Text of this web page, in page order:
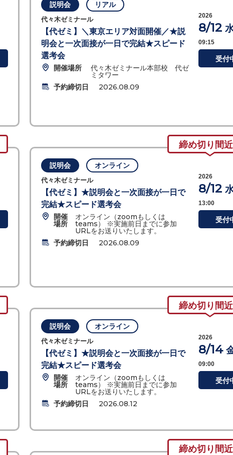
説明会 リアル
代々木ゼミナール
【代ゼミ】＼東京エリア対面開催／★説
明会と一次面接が一日で完結★スピード
選考会
開催場所 代々木ゼミナール本部校 代ゼ
ミタワー
予約締切日
2026.08.09
2026
8/12
09:15
受付
締め切り間近
説明会 オンライン
代々木ゼミナール
【代ゼミ】★説明会と一次面接が一日で
完結★スピード選考会
開催
場所
オンライン（zoomもしくは
teams） ※実施前日までに参加
URLをお送りいたします。
予約締切日
2026.08.09
2026
8/12
13:00
受付
締め切り間近
説明会 オンライン
代々木ゼミナール
【代ゼミ】★説明会と一次面接が一日で
完結★スピード選考会
開催
場所
オンライン（zoomもしくは
teams） ※実施前日までに参加
URLをお送りいたします。
予約締切日
2026.08.12
2026
8/14
09:00
受付
締め切り間近